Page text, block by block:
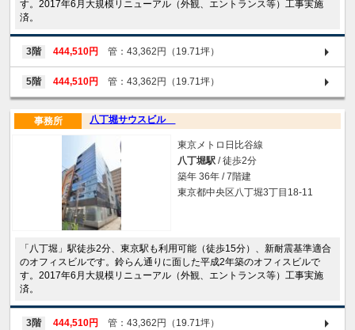
す。2017年6月大規模リニューアル（外観、エントランス等）工事実施
済。
3階 444,510円 管：43,362円（19.71坪）
5階 444,510円 管：43,362円（19.71坪）
八丁堀サウスビル
事務所
東京メトロ日比谷線
八丁堀駅 / 徒歩2分
築年 36年 / 7階建
東京都中央区八丁堀3丁目18-11
「八丁堀」駅徒歩2分、東京駅も利用可能（徒歩15分）、新耐震基準適合
のオフィスビルです。鈴らん通りに面した平成2年築のオフィスビルで
す。2017年6月大規模リニューアル（外観、エントランス等）工事実施
済。
3階 444,510円 管：43,362円（19.71坪）